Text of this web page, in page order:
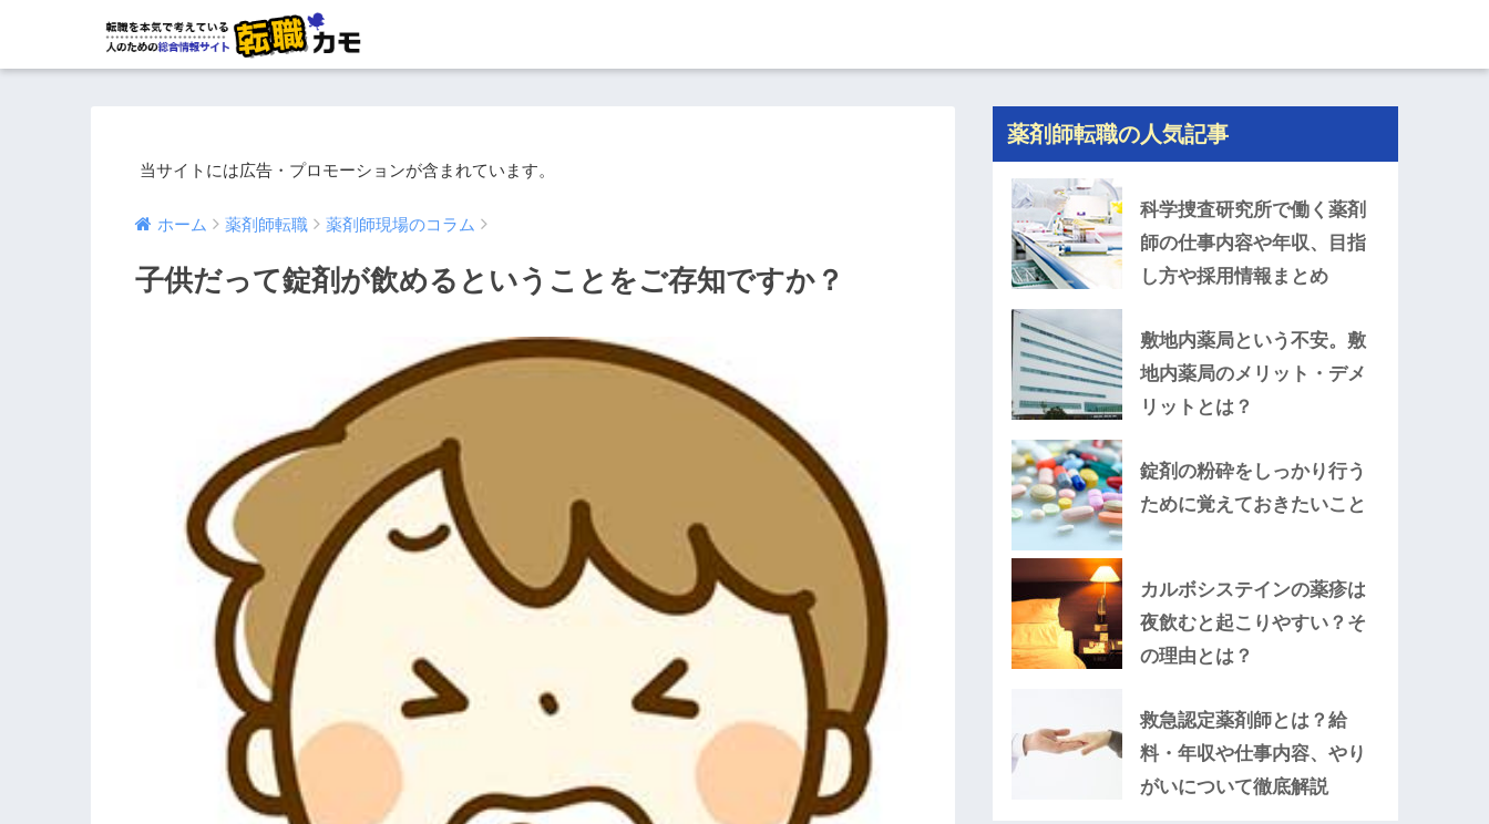
当サイトには広告・プロモーションが含まれています。
ホーム 薬剤師転職 薬剤師現場のコラム
子供だって錠剤が飲めるということをご存知ですか？
薬剤師転職の人気記事
科学捜査研究所で働く薬剤
師の仕事内容や年収、目指
し方や採用情報まとめ
敷地内薬局という不安。敷
地内薬局のメリット・デメ
リットとは？
錠剤の粉砕をしっかり行う
ために覚えておきたいこと
カルボシステインの薬疹は
夜飲むと起こりやすい？そ
の理由とは？
救急認定薬剤師とは？給
料・年収や仕事内容、やり
がいについて徹底解説